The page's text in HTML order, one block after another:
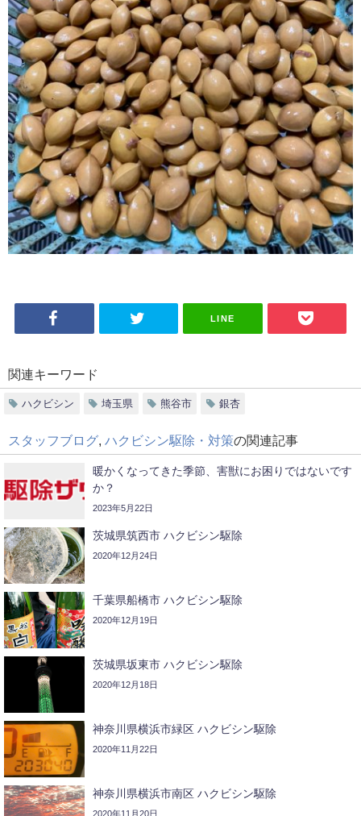
LINE
関連キーワード
ハクビシン 埼玉県 熊谷市 銀杏
スタッフブログ ハクビシン駆除・対策の関連記事
暖かくなってきた季節、害獣にお困りではないです
か？
2023年5月22日
茨城県筑西市 ハクビシン駆除
2020年12月24日
千葉県船橋市 ハクビシン駆除
2020年12月19日
茨城県坂東市 ハクビシン駆除
2020年12月18日
神奈川県横浜市緑区 ハクビシン駆除
2020年11月22日
神奈川県横浜市南区 ハクビシン駆除
2020年11月20日